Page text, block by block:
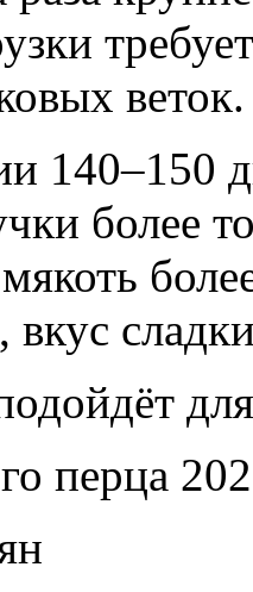
веток.
140–150
более
вкус
перца